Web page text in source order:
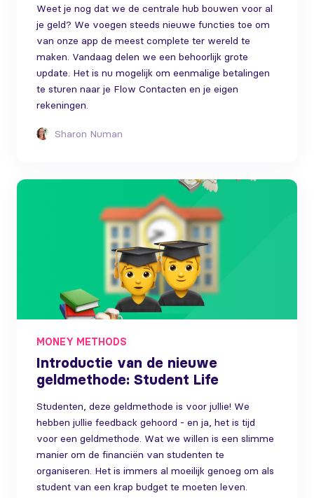
Weet je nog dat we de centrale hub bouwen voor al
je geld? We voegen steeds nieuwe functies toe om
van onze app de meest complete ter wereld te
maken. Vandaag delen we een behoorlijk grote
update. Het is nu mogelijk om eenmalige betalingen
te sturen naar je Flow Contacten en je eigen
rekeningen.
Sharon Numan
MONEY METHODS
Introductie van de nieuwe
geldmethode: Student Life
Studenten, deze geldmethode is voor jullie! We
hebben jullie feedback gehoord - en ja, het is tijd
voor een geldmethode. Wat we willen is een slimme
manier om de financiën van studenten te
organiseren. Het is immers al moeilijk genoeg om als
student van een krap budget te moeten leven.